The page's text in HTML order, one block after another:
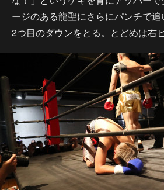
ージのある龍聖にさらにパンチで
2つ目のダウンをとる。とどめは右